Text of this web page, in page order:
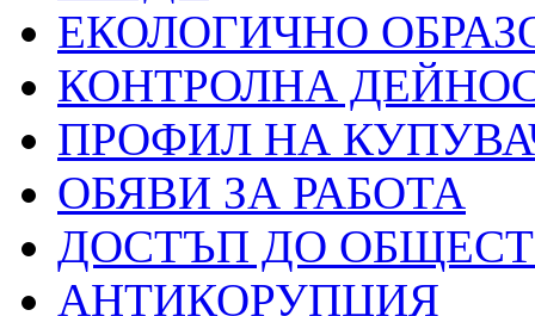
ЕКОЛОГИЧНО
КОНТРОЛНА
ПРОФИЛ НА
ОБЯВИ ЗА РАБОТА
ДОСТЪП ДО
АНТИКОРУПЦИЯ